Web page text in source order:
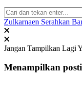
Zulkarnaen Serahkan
Jangan Tampilkan Lagi
Menampilkan